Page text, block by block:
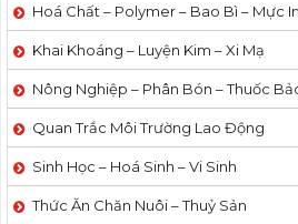
Hoá Chất – Polymer – Bao Bì – Mực
Khai Khoáng – Luyện Kim – Xi Mạ
Nông Nghiệp – Phân Bón – Thuốc
Quan Trắc Môi Trường Lao Động
Sinh Học – Hoá Sinh – Vi Sinh
Thức Ăn Chăn Nuôi – Thuỷ Sản